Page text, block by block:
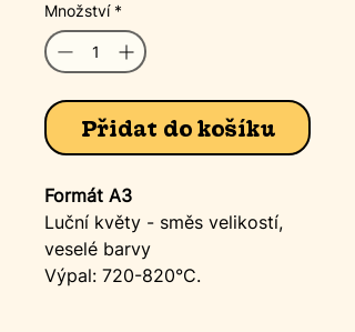
Množství *
Přidat do košíku
Formát A3
Luční květy - směs velikostí,
veselé barvy
Výpal: 720-820°C.